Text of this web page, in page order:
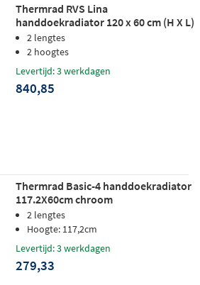
Thermrad RVS Lina
handdoekradiator 120 x 60 cm (H X L)
hoogglans RVS (glans)
2 lengtes
2 hoogtes
Levertijd: 3 werkdagen
840,85
Thermrad Basic-4 handdoekradiator
117.2X60cm chroom
2 lengtes
Hoogte: 117,2cm
Levertijd: 3 werkdagen
279,33